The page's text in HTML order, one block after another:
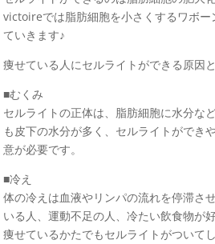
victoireでは脂肪細胞を小さくするワボ
ていきます♪
痩せている人にセルライトができる原因
■むくみ
セルライトの正体は、脂肪細胞に水分な
も皮下の水分が多く、セルライトができ
意が必要です。
■冷え
体の冷えは血液やリンパの流れを停滞さ
いる人、運動不足の人、冷たい飲食物が
痩せているかたでもセルライトがついて